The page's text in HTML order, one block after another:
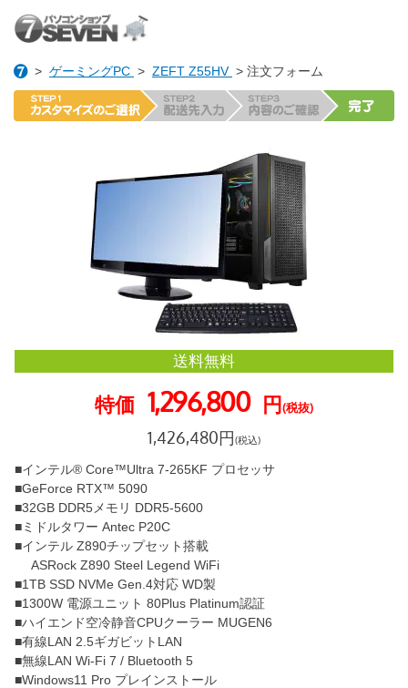
> ゲーミングPC > ZEFT Z55HV > 注文フォーム
送料無料
特価 1,296,800 円(税抜)
1,426,480円(税込)
■インテル® Core™Ultra 7-265KF プロセッサ
■GeForce RTX™ 5090
■32GB DDR5メモリ DDR5-5600
■ミドルタワー Antec P20C
■インテル Z890チップセット搭載
ASRock Z890 Steel Legend WiFi
■1TB SSD NVMe Gen.4対応 WD製
■1300W 電源ユニット 80Plus Platinum認証
■ハイエンド空冷静音CPUクーラー MUGEN6
■有線LAN 2.5ギガビットLAN
■無線LAN Wi-Fi 7 / Bluetooth 5
■Windows11 Pro プレインストール